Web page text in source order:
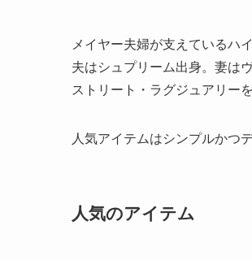
メイヤー夫婦が支えているハイ
夫はシュプリーム出身。妻は
ストリート・ラグジュアリー
人気アイテムはシンプルかつ
人気のアイテム